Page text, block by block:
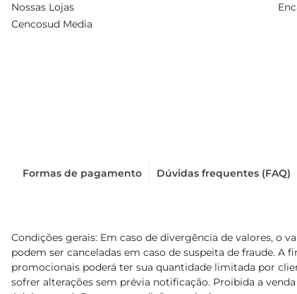
Nossas Lojas
Cencosud Media
Formas de pagamento Dúvidas frequentes (FAQ)
Condições gerais: Em caso de divergência de valores, o
podem ser canceladas em caso de suspeita de fraude.
promocionais poderá ter sua quantidade limitada por
sofrer alterações sem prévia notificação. Proibida a